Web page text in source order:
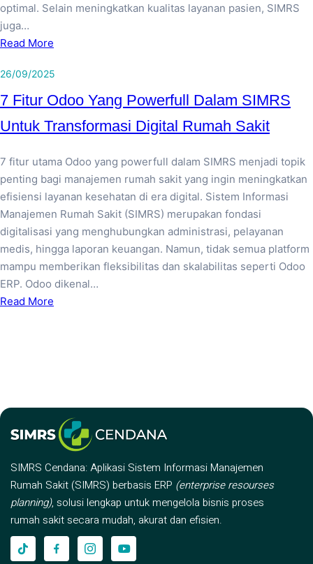
optimal. Selain meningkatkan kualitas layanan pasien, SIMRS
juga…
Read More
26/09/2025
7 Fitur Odoo Yang Powerfull Dalam SIMRS
Untuk Transformasi Digital Rumah Sakit
7 fitur utama Odoo yang powerfull dalam SIMRS menjadi topik
penting bagi manajemen rumah sakit yang ingin meningkatkan
efisiensi layanan kesehatan di era digital. Sistem Informasi
Manajemen Rumah Sakit (SIMRS) merupakan fondasi
digitalisasi yang menghubungkan administrasi, pelayanan
medis, hingga laporan keuangan. Namun, tidak semua platform
mampu memberikan fleksibilitas dan skalabilitas seperti Odoo
ERP. Odoo dikenal…
Read More
SIMRS Cendana: Aplikasi Sistem Informasi Manajemen
Rumah Sakit (SIMRS) berbasis ERP (enterprise resourses
planning), solusi lengkap untuk mengelola bisnis proses
rumah sakit secara mudah, akurat dan efisien.